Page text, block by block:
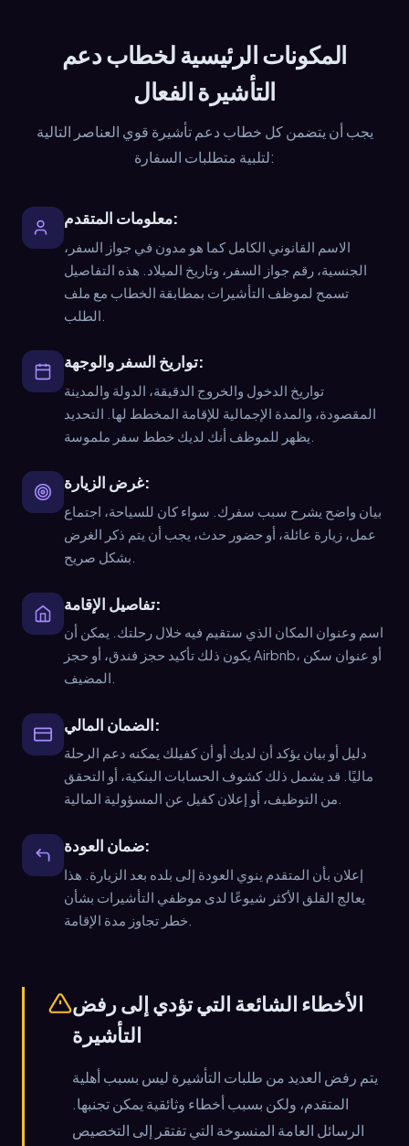
المكونات الرئيسية لخطاب دعم
التأشيرة الفعال
يجب أن يتضمن كل خطاب دعم تأشيرة قوي العناصر التالية
لتلبية متطلبات السفارة:
معلومات المتقدم:
الاسم القانوني الكامل كما هو مدون في جواز السفر،
الجنسية، رقم جواز السفر، وتاريخ الميلاد. هذه التفاصيل
تسمح لموظف التأشيرات بمطابقة الخطاب مع ملف
تواريخ السفر والوجهة:
تواريخ الدخول والخروج الدقيقة، الدولة والمدينة
المقصودة، والمدة الإجمالية للإقامة المخطط لها. التحديد
غرض الزيارة:
بيان واضح يشرح سبب سفرك. سواء كان للسياحة، اجتماع
عمل، زيارة عائلة، أو حضور حدث، يجب أن يتم ذكر الغرض
تفاصيل الإقامة:
اسم وعنوان المكان الذي ستقيم فيه خلال رحلتك. يمكن أن
يكون ذلك تأكيد حجز فندق، أو حجز Airbnb، أو عنوان سكن
الضمان المالي:
دليل أو بيان يؤكد أن لديك أو أن كفيلك يمكنه دعم الرحلة
ماليًا. قد يشمل ذلك كشوف الحسابات البنكية، أو التحقق
ضمان العودة:
إعلان بأن المتقدم ينوي العودة إلى بلده بعد الزيارة. هذا
يعالج القلق الأكثر شيوعًا لدى موظفي التأشيرات بشأن
الأخطاء الشائعة التي تؤدي إلى رفض
التأشيرة
يتم رفض العديد من طلبات التأشيرة ليس بسبب أهلية
المتقدم، ولكن بسبب أخطاء وثائقية يمكن تجنبها.
الرسائل العامة المنسوخة التي تفتقر إلى التخصيص